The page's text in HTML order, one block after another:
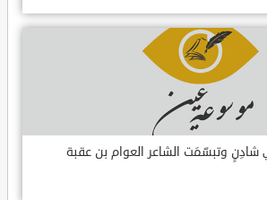
وتبسّمَت الشاعر العوام بن عقبة